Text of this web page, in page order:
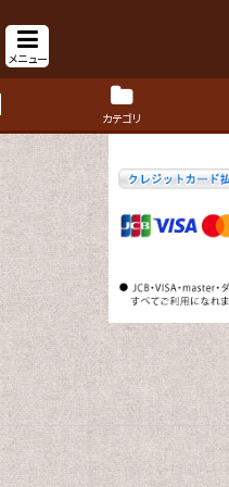
メニュー
カテゴリ